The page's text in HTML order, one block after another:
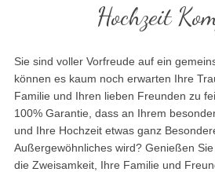
Hochzeit
Sie sind voller Vorfreude auf ein
können es kaum noch erwarten Ihre
Familie und Ihren lieben Freunden zu
100% Garantie, dass an Ihrem
und Ihre Hochzeit etwas ganz
Außergewöhnliches wird? Genießen
die Zweisamkeit, Ihre Familie und